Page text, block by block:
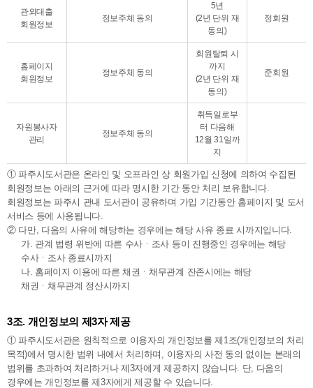
관외대출
회원정보
정보주체 동의
5년
(2년 단위 재
동의)
정회원
홈페이지
회원정보
정보주체 동의
회원탈퇴 시
까지
(2년 단위 재
동의)
준회원
자원봉사자
관리
정보주체 동의
취득일로부
터 다음해
12월 31일까
지
① 파주시도서관은 온라인 및 오프라인 상 회원가입 신청에 의하여 수집된
회원정보는 아래의 근거에 따라 명시한 기간 동안 처리 보유합니다.
회원정보는 파주시 관내 도서관이 공유하며 가입 기간동안 홈페이지 및 도서
서비스 등에 사용됩니다.
② 다만, 다음의 사유에 해당하는 경우에는 해당 사유 종료 시까지입니다.
가. 관계 법령 위반에 따른 수사ㆍ조사 등이 진행중인 경우에는 해당
수사ㆍ조사 종료시까지
나. 홈페이지 이용에 따른 채권ㆍ채무관계 잔존시에는 해당
채권ㆍ채무관계 정산시까지
3조. 개인정보의 제3자 제공
① 파주시도서관은 원칙적으로 이용자의 개인정보를 제1조(개인정보의 처리
목적)에서 명시한 범위 내에서 처리하며, 이용자의 사전 동의 없이는 본래의
범위를 초과하여 처리하거나 제3자에게 제공하지 않습니다. 단, 다음의
경우에는 개인정보를 제3자에게 제공할 수 있습니다.